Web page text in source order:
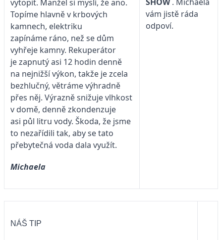
vytopit. Manžel si myslí, že ano.
Topíme hlavně v krbových
kamnech, elektriku
zapínáme ráno, než se dům
vyhřeje kamny. Rekuperátor
je zapnutý asi 12 hodin denně
na nejnižší výkon, takže je zcela
bezhlučný, větráme výhradně
přes něj. Výrazně snižuje vlhkost
v domě, denně zkondenzuje
asi půl litru vody. Škoda, že jsme
to nezařídili tak, aby se tato
přebytečná voda dala využít.
Michaela
vám jistě ráda
odpoví.
NÁŠ TIP